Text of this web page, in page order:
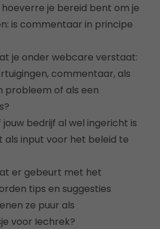
je bereid bent om je
is commentaar in principe
je onder webcare verstaat:
commentaar, als
probleem of als een
bedrijf al wel ingericht is
als input voor het beleid te
er gebeurt met het
tips en suggesties
ze puur als
voor Iechrek?